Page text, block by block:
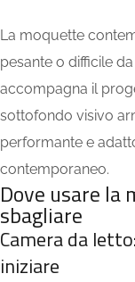
La moquette
pesante o difficile
accompagna il
sottofondo visivo
performante e
contemporaneo.
Dove usare la
sbagliare
Camera da
iniziare